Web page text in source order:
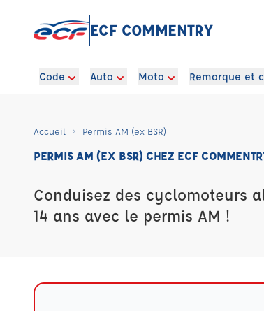
ECF COMMENTRY
Code Auto Moto Remorque et
Accueil Permis AM (ex BSR)
PERMIS AM (EX BSR) CHEZ ECF
Conduisez des cyclomoteurs
14 ans avec le permis AM !